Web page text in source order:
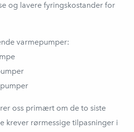
og lavere fyringskostander for
varmepumper:
oss primært om de to siste
krever rørmessige tilpasninger i